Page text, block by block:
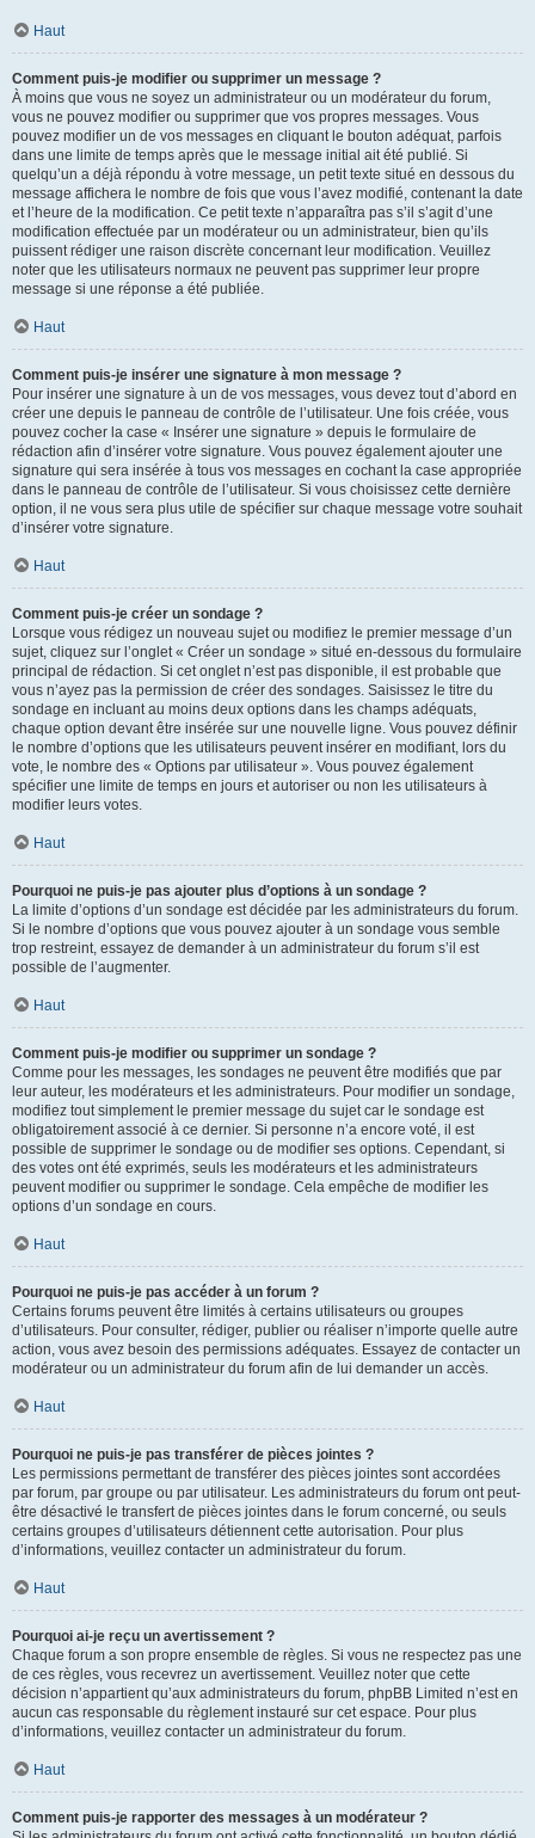
Haut
Comment puis-je modifier ou supprimer un message ?
À moins que vous ne soyez un administrateur ou un modérateur du forum,
vous ne pouvez modifier ou supprimer que vos propres messages. Vous
pouvez modifier un de vos messages en cliquant le bouton adéquat, parfois
dans une limite de temps après que le message initial ait été publié. Si
quelqu’un a déjà répondu à votre message, un petit texte situé en dessous du
message affichera le nombre de fois que vous l’avez modifié, contenant la date
et l’heure de la modification. Ce petit texte n’apparaîtra pas s’il s’agit d’une
modification effectuée par un modérateur ou un administrateur, bien qu’ils
puissent rédiger une raison discrète concernant leur modification. Veuillez
noter que les utilisateurs normaux ne peuvent pas supprimer leur propre
message si une réponse a été publiée.
Haut
Comment puis-je insérer une signature à mon message ?
Pour insérer une signature à un de vos messages, vous devez tout d’abord en
créer une depuis le panneau de contrôle de l’utilisateur. Une fois créée, vous
pouvez cocher la case « Insérer une signature » depuis le formulaire de
rédaction afin d’insérer votre signature. Vous pouvez également ajouter une
signature qui sera insérée à tous vos messages en cochant la case appropriée
dans le panneau de contrôle de l’utilisateur. Si vous choisissez cette dernière
option, il ne vous sera plus utile de spécifier sur chaque message votre souhait
d’insérer votre signature.
Haut
Comment puis-je créer un sondage ?
Lorsque vous rédigez un nouveau sujet ou modifiez le premier message d’un
sujet, cliquez sur l’onglet « Créer un sondage » situé en-dessous du formulaire
principal de rédaction. Si cet onglet n’est pas disponible, il est probable que
vous n’ayez pas la permission de créer des sondages. Saisissez le titre du
sondage en incluant au moins deux options dans les champs adéquats,
chaque option devant être insérée sur une nouvelle ligne. Vous pouvez définir
le nombre d’options que les utilisateurs peuvent insérer en modifiant, lors du
vote, le nombre des « Options par utilisateur ». Vous pouvez également
spécifier une limite de temps en jours et autoriser ou non les utilisateurs à
modifier leurs votes.
Haut
Pourquoi ne puis-je pas ajouter plus d’options à un sondage ?
La limite d’options d’un sondage est décidée par les administrateurs du forum.
Si le nombre d’options que vous pouvez ajouter à un sondage vous semble
trop restreint, essayez de demander à un administrateur du forum s’il est
possible de l’augmenter.
Haut
Comment puis-je modifier ou supprimer un sondage ?
Comme pour les messages, les sondages ne peuvent être modifiés que par
leur auteur, les modérateurs et les administrateurs. Pour modifier un sondage,
modifiez tout simplement le premier message du sujet car le sondage est
obligatoirement associé à ce dernier. Si personne n’a encore voté, il est
possible de supprimer le sondage ou de modifier ses options. Cependant, si
des votes ont été exprimés, seuls les modérateurs et les administrateurs
peuvent modifier ou supprimer le sondage. Cela empêche de modifier les
options d’un sondage en cours.
Haut
Pourquoi ne puis-je pas accéder à un forum ?
Certains forums peuvent être limités à certains utilisateurs ou groupes
d’utilisateurs. Pour consulter, rédiger, publier ou réaliser n’importe quelle autre
action, vous avez besoin des permissions adéquates. Essayez de contacter un
modérateur ou un administrateur du forum afin de lui demander un accès.
Haut
Pourquoi ne puis-je pas transférer de pièces jointes ?
Les permissions permettant de transférer des pièces jointes sont accordées
par forum, par groupe ou par utilisateur. Les administrateurs du forum ont peut-
être désactivé le transfert de pièces jointes dans le forum concerné, ou seuls
certains groupes d’utilisateurs détiennent cette autorisation. Pour plus
d’informations, veuillez contacter un administrateur du forum.
Haut
Pourquoi ai-je reçu un avertissement ?
Chaque forum a son propre ensemble de règles. Si vous ne respectez pas une
de ces règles, vous recevrez un avertissement. Veuillez noter que cette
décision n’appartient qu’aux administrateurs du forum, phpBB Limited n’est en
aucun cas responsable du règlement instauré sur cet espace. Pour plus
d’informations, veuillez contacter un administrateur du forum.
Haut
Comment puis-je rapporter des messages à un modérateur ?